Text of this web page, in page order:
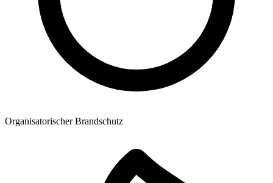
Organisatorischer Brandschutz